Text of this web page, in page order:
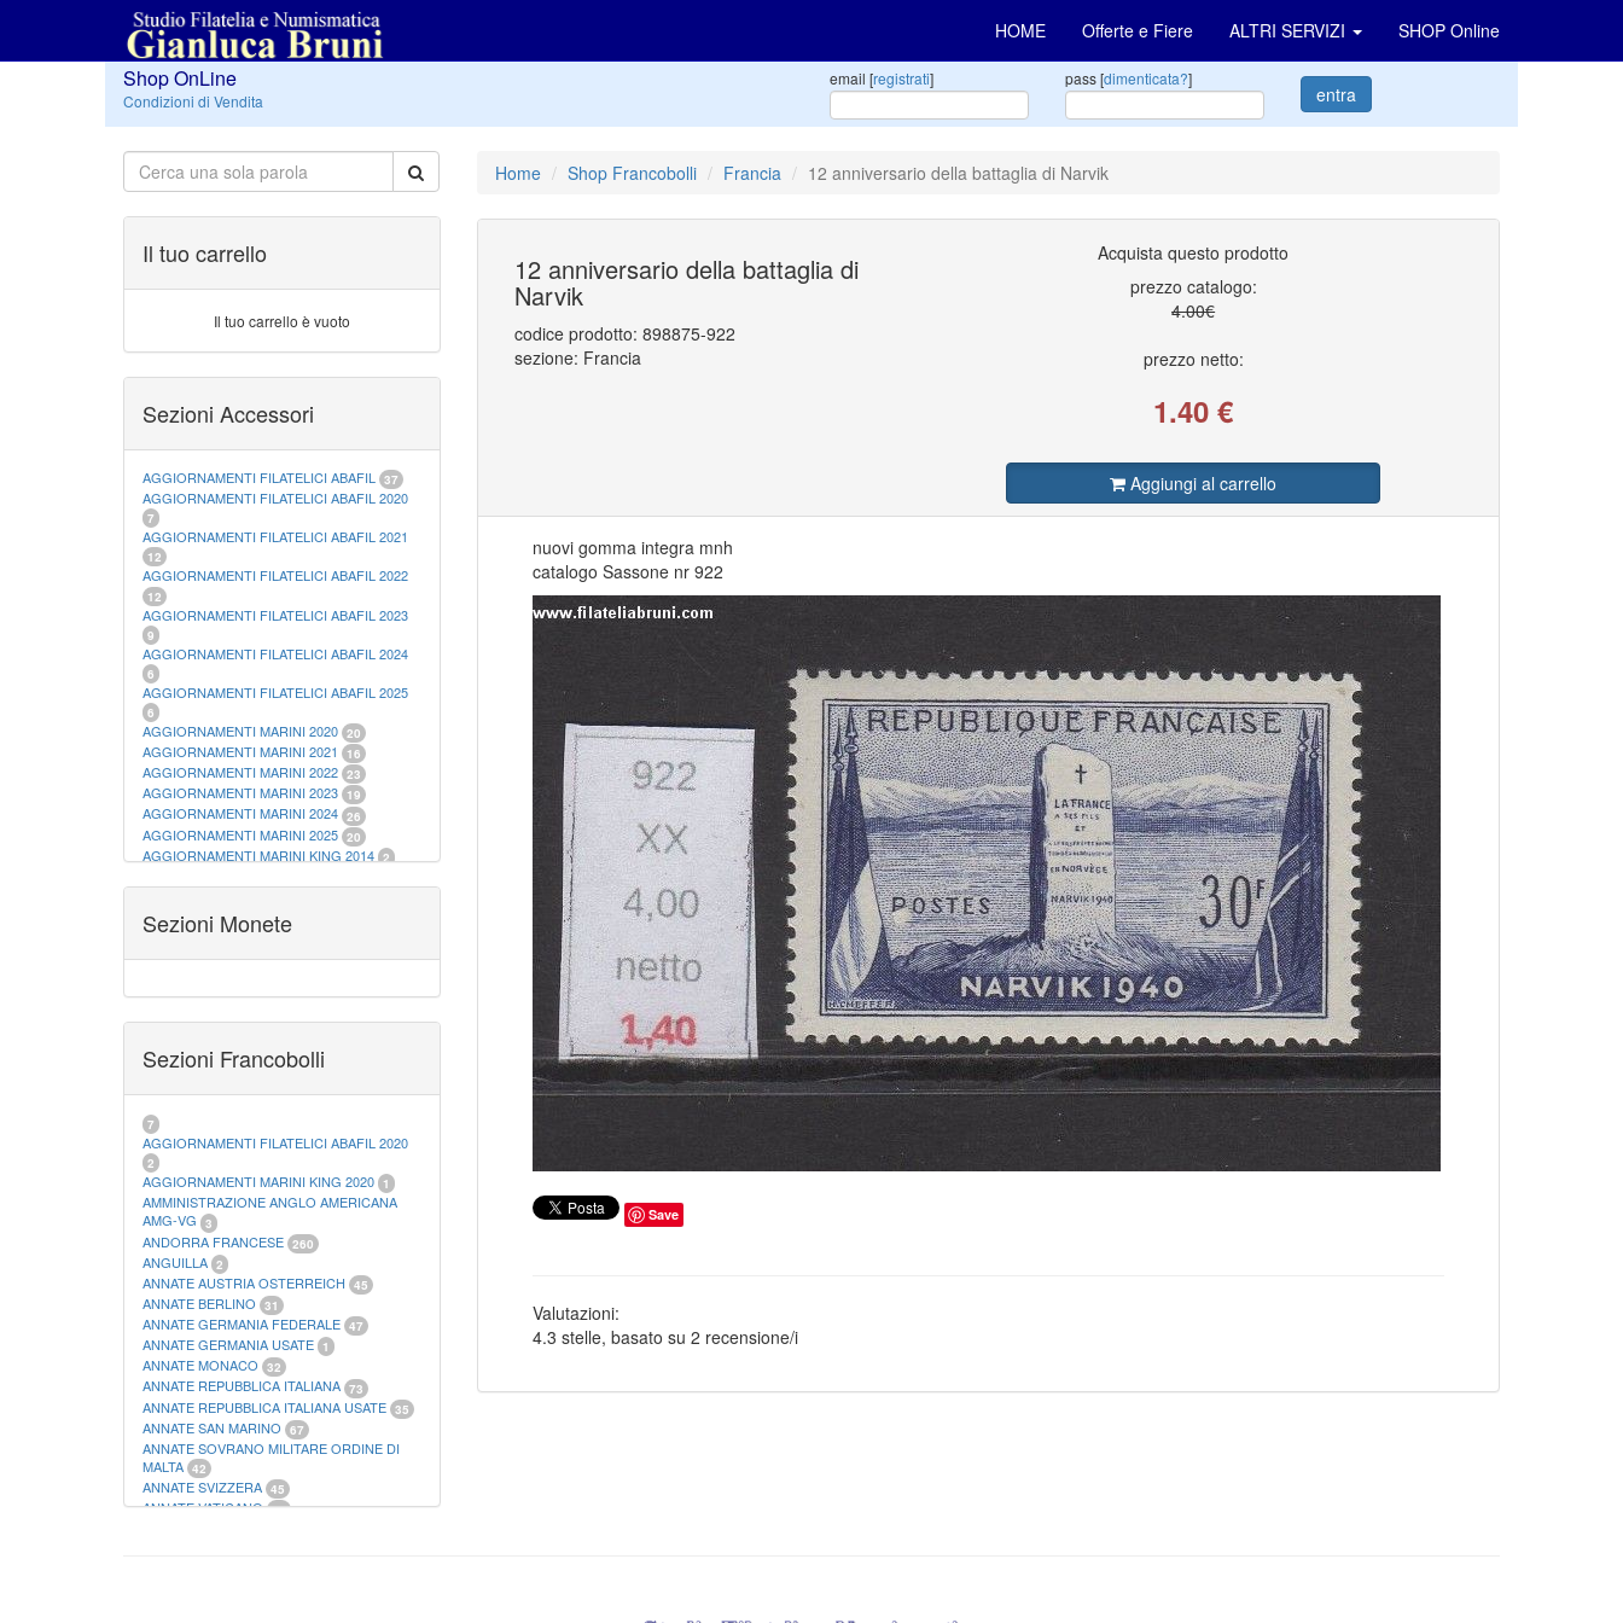
HOME Offerte e Fiere ALTRI SERVIZI SHOP Online
Shop OnLine
Condizioni di Vendita
email [registrati] pass [dimenticata?]
entra
Il tuo carrello
Il tuo carrello è vuoto
Sezioni Accessori
AGGIORNAMENTI FILATELICI ABAFIL 37
AGGIORNAMENTI FILATELICI ABAFIL 2020
7
AGGIORNAMENTI FILATELICI ABAFIL 2021
12
AGGIORNAMENTI FILATELICI ABAFIL 2022
12
AGGIORNAMENTI FILATELICI ABAFIL 2023
9
AGGIORNAMENTI FILATELICI ABAFIL 2024
6
AGGIORNAMENTI FILATELICI ABAFIL 2025
6
AGGIORNAMENTI MARINI 2020 20
AGGIORNAMENTI MARINI 2021 16
AGGIORNAMENTI MARINI 2022 23
AGGIORNAMENTI MARINI 2023 19
AGGIORNAMENTI MARINI 2024 26
AGGIORNAMENTI MARINI 2025 20
AGGIORNAMENTI MARINI KING 2014 2
AGGIORNAMENTI MARINI KING 2017
AGGIORNAMENTI MARINI KING 2018
AGGIORNAMENTI MARINI KING 2019 22
ANNUALI 9
ALBUM PER CARTAMONETA 1
CARTELLE FILATELICHE MARINI
FOGLI FILATELICI SAN MARINO
FOGLI FILATELICI VATICANO
FOGLI MARINI PERIODI SEPARATI ITALIA
15
FOGLI MARINI PERIODI SEPARATI SAN
MARINO 14
FOGLI MARINI PERIODI SEPARATI
VATICANO 10
FOGLI MARINI REGNO D'ITALIA COLONIE
ITL, 20
MATERIALE FILATELICO MARINI 33
RACCOGLITORI XL 1
Sezioni Monete
Sezioni Francobolli
7
AGGIORNAMENTI FILATELICI ABAFIL 2020
2
AGGIORNAMENTI MARINI KING 2020 1
AMMINISTRAZIONE ANGLO AMERICANA
AMG-VG 3
ANDORRA FRANCESE 260
ANGUILLA 2
ANNATE AUSTRIA OSTERREICH 45
ANNATE BERLINO 31
ANNATE GERMANIA FEDERALE 47
ANNATE GERMANIA USATE 1
ANNATE MONACO 32
ANNATE REPUBBLICA ITALIANA 73
ANNATE REPUBBLICA ITALIANA USATE 35
ANNATE SAN MARINO 67
ANNATE SOVRANO MILITARE ORDINE DI
MALTA 42
ANNATE SVIZZERA 45
ANNATE VATICANO 64
Home Shop Francobolli Francia 12 anniversario della battaglia di Narvik
12 anniversario della battaglia di
Narvik
codice prodotto: 898875-922
sezione: Francia
Acquista questo prodotto
prezzo catalogo:
4.00€
prezzo netto:
1.40 €
Aggiungi al carrello
nuovi gomma integra mnh
catalogo Sassone nr 922
Save
Valutazioni:
4.3 stelle, basato su 2 recensione/i